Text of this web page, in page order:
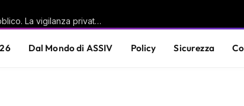
Casu (PD): «La sicurezza è un bene pubblico. La vigilanza privata è parte di questa responsabilità condivisa»
Dal Mondo di ASSIV Policy Sicurezza